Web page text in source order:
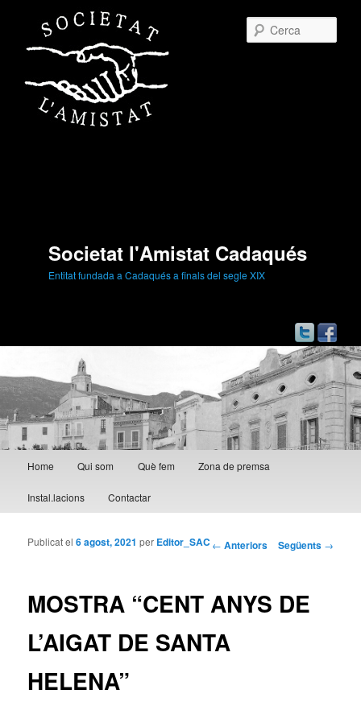
Societat l'Amistat Cadaqués
Entitat fundada a Cadaqués a finals del segle XIX
Aneu al contingut principal
Aneu al contingut secundari
Home Qui som Què fem Zona de premsa
Instal.lacions Contactar
Navegació per les
← Anteriors Següents →
MOSTRA “CENT ANYS DE
L’AIGAT DE SANTA
HELENA”
Publicat el6 agost, 2021 per Editor_SAC